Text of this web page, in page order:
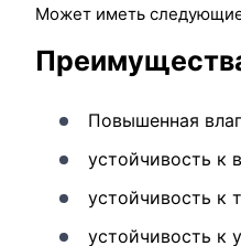
Может иметь
Повышенная
устойчивость к
устойчивость к
устойчивость к